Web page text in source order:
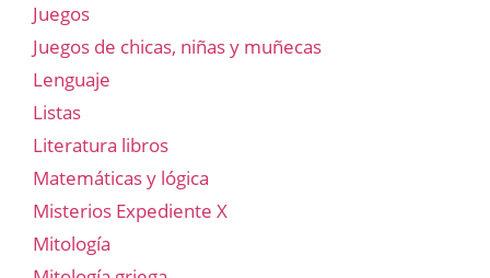
Juegos
Juegos de chicas, niñas y muñecas
Lenguaje
Listas
Literatura libros
Matemáticas y lógica
Misterios Expediente X
Mitología